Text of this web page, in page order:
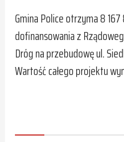
Gmina Police otrzyma 8 167
dofinansowania z
Dróg na przebudowę ul.
Wartość całego projektu